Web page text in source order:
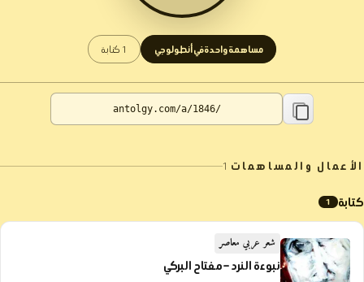
مساهمة واحدة في أنطولوجي 1 كتابة
الأعمال والمساهمات 1
كتابة 1
شعر عربي معاصر
نبوءة النرد – مفتاح البركي